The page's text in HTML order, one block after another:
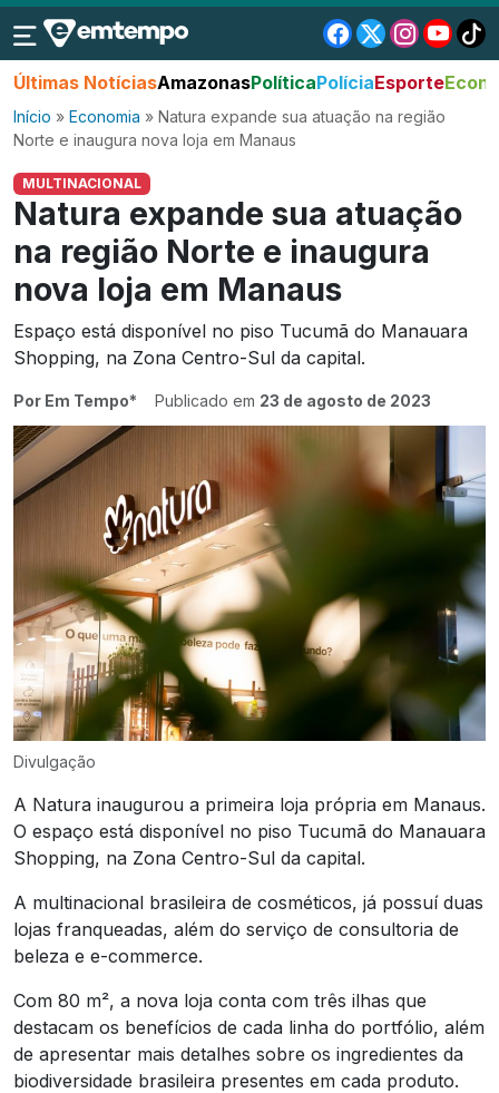
Últimas NotíciasAmazonasPolíticaPolíciaEsporte
Início » Economia » Natura expande sua atuação na região
Norte e inaugura nova loja em Manaus
MULTINACIONAL
Natura expande sua atuação
na região Norte e inaugura
nova loja em Manaus
Espaço está disponível no piso Tucumã do Manauara
Shopping, na Zona Centro-Sul da capital.
Por Em Tempo* Publicado em 23 de agosto de 2023
Divulgação
A Natura inaugurou a primeira loja própria em Manaus.
O espaço está disponível no piso Tucumã do Manauara
Shopping, na Zona Centro-Sul da capital.
A multinacional brasileira de cosméticos, já possuí duas
lojas franqueadas, além do serviço de consultoria de
beleza e e-commerce.
Com 80 m², a nova loja conta com três ilhas que
destacam os benefícios de cada linha do portfólio, além
de apresentar mais detalhes sobre os ingredientes da
biodiversidade brasileira presentes em cada produto.